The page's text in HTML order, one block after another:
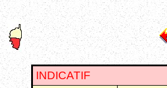
INDICATIF